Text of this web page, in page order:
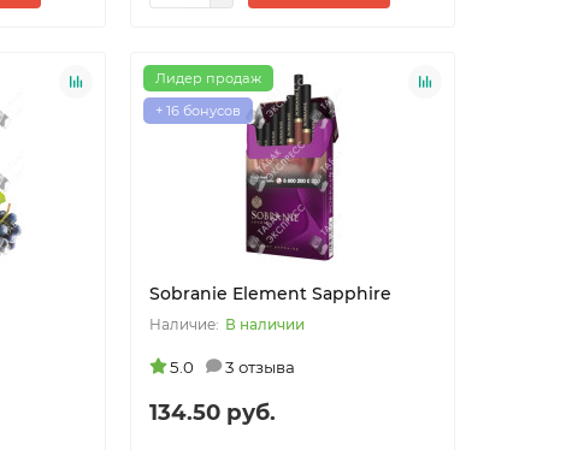
Лидер продаж
+ 16 бонусов
Sobranie Element Sapphire
В наличии
5.0 3 отзыва
134.50 руб.